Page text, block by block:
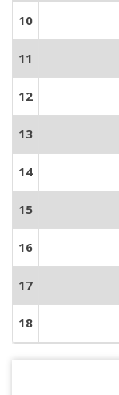
10
11
12
13
14
15
16
17
18